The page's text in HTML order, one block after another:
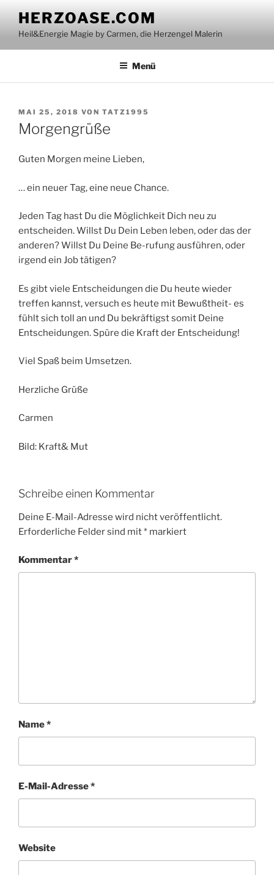
Inhalt
springen
HERZOASE.COM
Heil&Energie Magie by Carmen, die Herzengel Malerin
Menü
VERÖFFENTLICHT
AM
MAI 25, 2018 VON TATZ1995
Morgengrüße
Guten Morgen meine Lieben,
… ein neuer Tag, eine neue Chance.
Jeden Tag hast Du die Möglichkeit Dich neu zu
entscheiden. Willst Du Dein Leben leben, oder das der
anderen? Willst Du Deine Be-rufung ausführen, oder
irgend ein Job tätigen?
Es gibt viele Entscheidungen die Du heute wieder
treffen kannst, versuch es heute mit Bewußtheit- es
fühlt sich toll an und Du bekräftigst somit Deine
Entscheidungen. Spüre die Kraft der Entscheidung!
Viel Spaß beim Umsetzen.
Herzliche Grüße
Carmen
Bild: Kraft& Mut
Schreibe einen Kommentar
Deine E-Mail-Adresse wird nicht veröffentlicht.
Erforderliche Felder sind mit* markiert
Kommentar*
Name*
E-Mail-Adresse*
Website